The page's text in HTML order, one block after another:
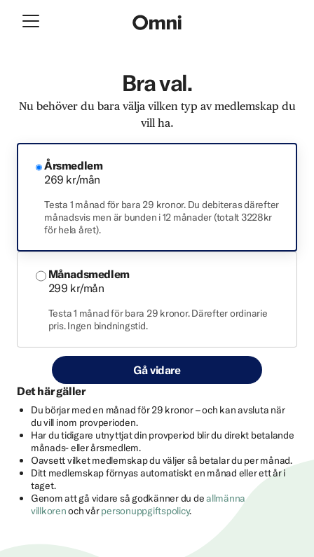
Bra val.
Nu behöver du bara välja vilken typ av medlemskap du
vill ha.
Årsmedlem
269 kr/mån
Testa 1 månad för bara 29 kronor. Du debiteras därefter
månadsvis men är bunden i 12 månader (totalt 3228kr
för hela året).
Månadsmedlem
299 kr/mån
Testa 1 månad för bara 29 kronor. Därefter ordinarie
pris. Ingen bindningstid.
Gå vidare
Det här gäller
Du börjar med en månad för 29 kronor – och kan avsluta när
du vill inom provperioden.
Har du tidigare utnyttjat din provperiod blir du direkt betalande
månads- eller årsmedlem.
Oavsett vilket medlemskap du väljer så betalar du per månad.
Ditt medlemskap förnyas automatiskt en månad eller ett år i
taget.
Genom att gå vidare så godkänner du deallmänna
villkorenoch vårpersonuppgiftspolicy.